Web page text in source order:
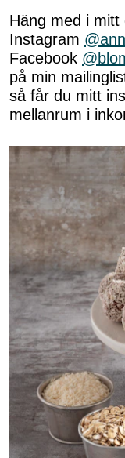
Häng med i mitt
Instagram
Facebook
på min
så får du mitt
mellanrum i